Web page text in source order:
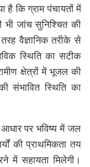
है कि ग्राम पंचायतों में
जांच सुनिश्चित की
वैज्ञानिक तरीके से
स्थिति का सटीक
क्षेत्रों में भूजल की
संभावित स्थिति का
पर भविष्य में जल
की प्राथमिकता तय
में सहायता मिलेगी।